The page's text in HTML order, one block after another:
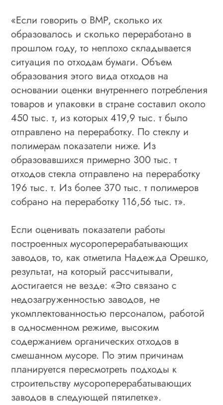
«Если говорить о ВМР, сколько их
образовалось и сколько переработано в
прошлом году, то неплохо складывается
ситуация по отходам бумаги. Объем
образования этого вида отходов на
основании оценки внутреннего потребления
товаров и упаковки в стране составил около
450 тыс. т, из которых 419,9 тыс. т было
отправлено на переработку. По стеклу и
полимерам показатели ниже. Из
образовавшихся примерно 300 тыс. т
отходов стекла отправлено на переработку
196 тыс. т. Из более 370 тыс. т полимеров
собрано на переработку 116,56 тыс. т».
Если оценивать показатели работы
построенных мусороперерабатывающих
заводов, то, как отметила Надежда Орешко,
результат, на который рассчитывали,
достигается не везде: «Это связано с
недозагруженностью заводов, не
укомплектованностью персоналом, работой
в односменном режиме, высоким
содержанием органических отходов в
смешанном мусоре. По этим причинам
планируется пересмотреть подходы к
строительству мусороперерабатывающих
заводов в следующей пятилетке».